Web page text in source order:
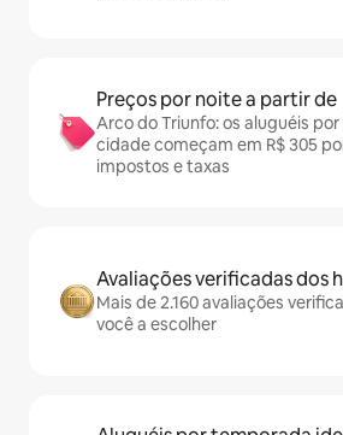
Preços por noite a partir de
Arco do Triunfo: os aluguéis
cidade começam em R$ 305
impostos e taxas
Avaliações verificadas dos
Mais de 2.160 avaliações
você a escolher